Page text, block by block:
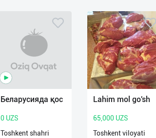
Беларусияда қос
0 UZS
Toshkent shahri
Lahim mol go'sh
65,000 UZS
Toshkent viloyati